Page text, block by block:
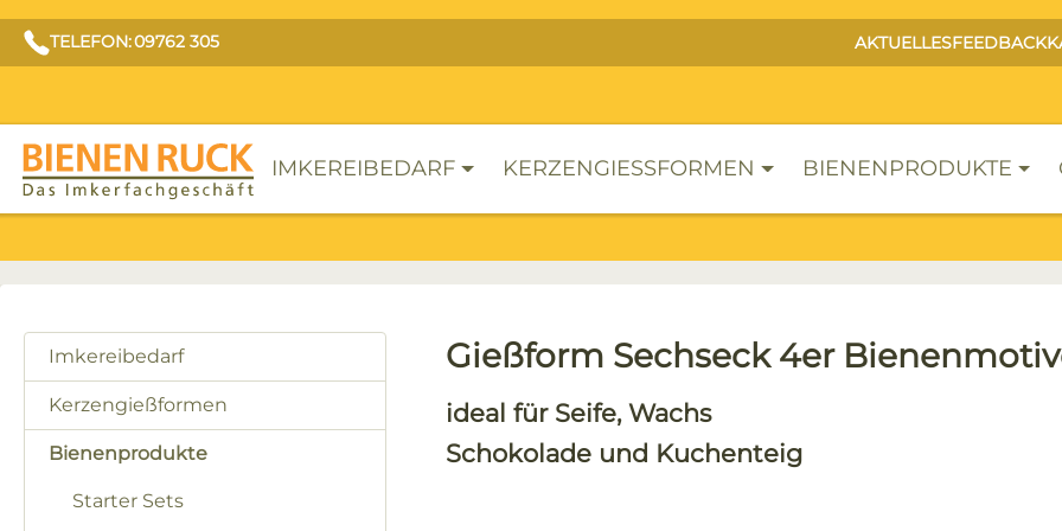
TELEFON: 09762 305 AKTUELLESFEEDBACK
IMKEREIBEDARF KERZENGIESSFORMEN BIENENPRODUKTE
Imkereibedarf
Kerzengießformen
Bienenprodukte
Starter Sets
Gießform Sechseck 4er
ideal für Seife, Wachs
Schokolade und Kuchenteig